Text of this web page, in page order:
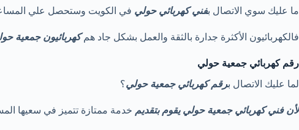
ما عليك سوي الاتصال بفني كهربائي حولي في الكويت وستحصل علي
فالكهربائيون الأكثرة جدارة بالثقة والعمل بشكل جاد همكهربائيون جمعية
رقم كهربائي جمعية حولي
لما عليك الاتصال برقم كهربائي جمعية حولي؟
لأن فني كهربائي جمعية حولي يقوم بتقديم خدمة ممتازة تتميز في سعيها المستمر